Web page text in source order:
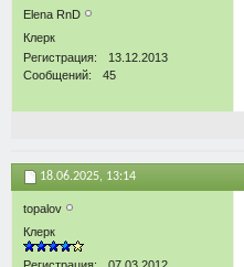
Elena RnD
Клерк
Регистрация
13.12.2013
Сообщений
45
18.06.2025, 13:14
topalov
Клерк